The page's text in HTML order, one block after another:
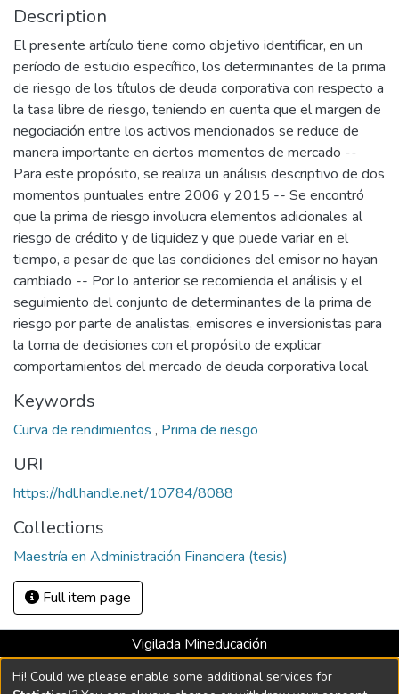
Description
El presente artículo tiene como objetivo identificar, en un
período de estudio específico, los determinantes de la prima
de riesgo de los títulos de deuda corporativa con respecto a
la tasa libre de riesgo, teniendo en cuenta que el margen de
negociación entre los activos mencionados se reduce de
manera importante en ciertos momentos de mercado --
Para este propósito, se realiza un análisis descriptivo de dos
momentos puntuales entre 2006 y 2015 -- Se encontró
que la prima de riesgo involucra elementos adicionales al
riesgo de crédito y de liquidez y que puede variar en el
tiempo, a pesar de que las condiciones del emisor no hayan
cambiado -- Por lo anterior se recomienda el análisis y el
seguimiento del conjunto de determinantes de la prima de
riesgo por parte de analistas, emisores e inversionistas para
la toma de decisiones con el propósito de explicar
comportamientos del mercado de deuda corporativa local
Keywords
Curva de rendimientos , Prima de riesgo
URI
https://hdl.handle.net/10784/8088
Collections
Maestría en Administración Financiera (tesis)
Full item page
Vigilada Mineducación
Universidad con Acreditación Institucional hasta 2026 -
Resolución MEN 2158 de 2018
Hi! Could we please enable some additional services for